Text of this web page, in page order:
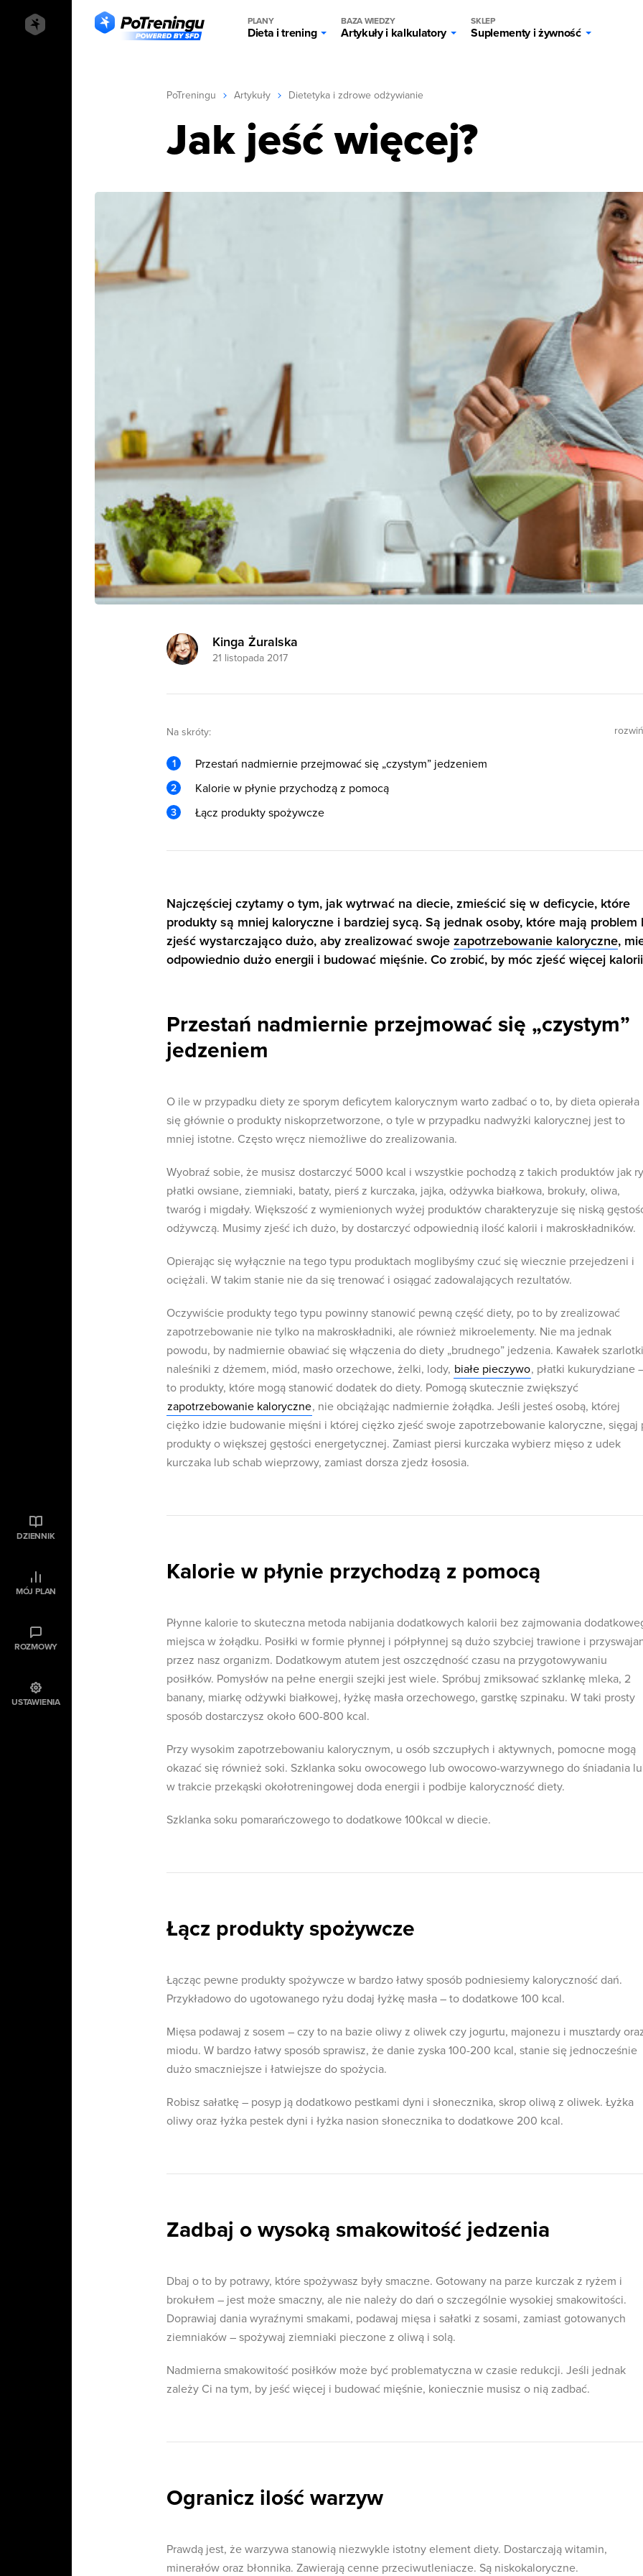
PLANY
Dieta i trening
BAZA WIEDZY
Artykuły i kalkulatory
SKLEP
Suplementy i żywność
DZIENNIK
MÓJ PLAN
ROZMOWY
USTAWIENIA
PoTreningu Artykuły Dietetyka i zdrowe odżywianie
Jak jeść więcej?
Kinga Żuralska
21 listopada 2017
Na skróty: rozwiń
Przestań nadmiernie przejmować się „czystym” jedzeniem
Kalorie w płynie przychodzą z pomocą
Łącz produkty spożywcze
Najczęściej czytamy o tym, jak wytrwać na diecie, zmieścić się w deficycie, które
produkty są mniej kaloryczne i bardziej sycą. Są jednak osoby, które mają problem
zjeść wystarczająco dużo, aby zrealizować swoje zapotrzebowanie kaloryczne,
odpowiednio dużo energii i budować mięśnie. Co zrobić, by móc zjeść więcej
Przestań nadmiernie przejmować się „czystym”
jedzeniem
O ile w przypadku diety ze sporym deficytem kalorycznym warto zadbać o to, by dieta opierała
się głównie o produkty niskoprzetworzone, o tyle w przypadku nadwyżki kalorycznej jest to
mniej istotne. Często wręcz niemożliwe do zrealizowania.
Wyobraź sobie, że musisz dostarczyć 5000 kcal i wszystkie pochodzą z takich produktów jak
płatki owsiane, ziemniaki, bataty, pierś z kurczaka, jajka, odżywka białkowa, brokuły, oliwa,
twaróg i migdały. Większość z wymienionych wyżej produktów charakteryzuje się niską
odżywczą. Musimy zjeść ich dużo, by dostarczyć odpowiednią ilość kalorii i makroskładników.
Opierając się wyłącznie na tego typu produktach moglibyśmy czuć się wiecznie przejedzeni i
ociężali. W takim stanie nie da się trenować i osiągać zadowalających rezultatów.
Oczywiście produkty tego typu powinny stanowić pewną część diety, po to by zrealizować
zapotrzebowanie nie tylko na makroskładniki, ale również mikroelementy. Nie ma jednak
powodu, by nadmiernie obawiać się włączenia do diety „brudnego” jedzenia. Kawałek
naleśniki z dżemem, miód, masło orzechowe, żelki, lody, białe pieczywo, płatki kukurydziane
to produkty, które mogą stanowić dodatek do diety. Pomogą skutecznie zwiększyć
zapotrzebowanie kaloryczne, nie obciążając nadmiernie żołądka. Jeśli jesteś osobą, której
ciężko idzie budowanie mięśni i której ciężko zjeść swoje zapotrzebowanie kaloryczne, sięgaj
produkty o większej gęstości energetycznej. Zamiast piersi kurczaka wybierz mięso z udek
kurczaka lub schab wieprzowy, zamiast dorsza zjedz łososia.
Kalorie w płynie przychodzą z pomocą
Płynne kalorie to skuteczna metoda nabijania dodatkowych kalorii bez zajmowania
miejsca w żołądku. Posiłki w formie płynnej i półpłynnej są dużo szybciej trawione i
przez nasz organizm. Dodatkowym atutem jest oszczędność czasu na przygotowywaniu
posiłków. Pomysłów na pełne energii szejki jest wiele. Spróbuj zmiksować szklankę mleka, 2
banany, miarkę odżywki białkowej, łyżkę masła orzechowego, garstkę szpinaku. W taki prosty
sposób dostarczysz około 600-800 kcal.
Przy wysokim zapotrzebowaniu kalorycznym, u osób szczupłych i aktywnych, pomocne mogą
okazać się również soki. Szklanka soku owocowego lub owocowo-warzywnego do śniadania
w trakcie przekąski okołotreningowej doda energii i podbije kaloryczność diety.
Szklanka soku pomarańczowego to dodatkowe 100kcal w diecie.
Łącz produkty spożywcze
Łącząc pewne produkty spożywcze w bardzo łatwy sposób podniesiemy kaloryczność dań.
Przykładowo do ugotowanego ryżu dodaj łyżkę masła – to dodatkowe 100 kcal.
Mięsa podawaj z sosem – czy to na bazie oliwy z oliwek czy jogurtu, majonezu i musztardy
miodu. W bardzo łatwy sposób sprawisz, że danie zyska 100-200 kcal, stanie się jednocześnie
dużo smaczniejsze i łatwiejsze do spożycia.
Robisz sałatkę – posyp ją dodatkowo pestkami dyni i słonecznika, skrop oliwą z oliwek. Łyżka
oliwy oraz łyżka pestek dyni i łyżka nasion słonecznika to dodatkowe 200 kcal.
Zadbaj o wysoką smakowitość jedzenia
Dbaj o to by potrawy, które spożywasz były smaczne. Gotowany na parze kurczak z ryżem i
brokułem – jest może smaczny, ale nie należy do dań o szczególnie wysokiej smakowitości.
Doprawiaj dania wyraźnymi smakami, podawaj mięsa i sałatki z sosami, zamiast gotowanych
ziemniaków – spożywaj ziemniaki pieczone z oliwą i solą.
Nadmierna smakowitość posiłków może być problematyczna w czasie redukcji. Jeśli jednak
zależy Ci na tym, by jeść więcej i budować mięśnie, koniecznie musisz o nią zadbać.
Ogranicz ilość warzyw
Prawdą jest, że warzywa stanowią niezwykle istotny element diety. Dostarczają witamin,
minerałów oraz błonnika. Zawierają cenne przeciwutleniacze. Są niskokaloryczne.